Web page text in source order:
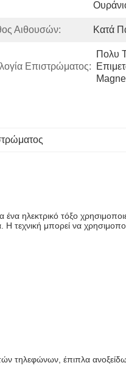
Αιθουσών: Κατά
Επιστρώματος:
Πολυ
ηλεκτρικό τόξο
μπορεί να
έπιπλα